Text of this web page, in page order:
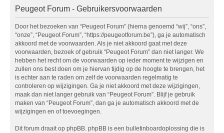
Peugeot Forum - Gebruikersvoorwaarden
Door het bezoeken van “Peugeot Forum” (hierna genoemd “wij”, “ons”,
“onze”, “Peugeot Forum”, “https://peugeotforum.be”), ga je automatisch
akkoord met de voorwaarden. Als je niet akkoord gaat met deze
voorwaarden, bezoek of gebruik “Peugeot Forum” dan niet langer. We
hebben het recht om de voorwaarden op ieder moment te wijzigen en
zullen ons best doen om je hiervan tijdig op de hoogte te brengen, het
is echter aan te raden om zelf de voorwaarden regelmatig te
controleren op wijzigingen. Ga je niet akkoord met deze wijzigingen,
maak dan niet langer gebruik van “Peugeot Forum”. Blijf je gebruik
maken van “Peugeot Forum”, dan ga je automatisch akkoord met de
wijzigingen en of toevoegingen.
Dit forum draait op phpBB. phpBB is een bulletinboardoplossing die is